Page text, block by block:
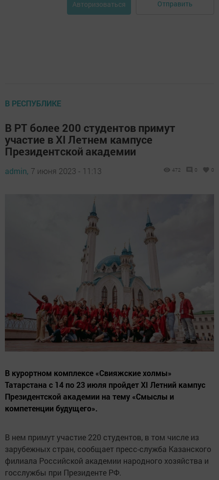
Авторизоваться Отправить
В РЕСПУБЛИКЕ
В РТ более 200 студентов примут
участие в XI Летнем кампусе
Президентской академии
admin, 7 июня 2023 - 11:13 472 0 0
В курортном комплексе «Свияжские холмы»
Татарстана с 14 по 23 июля пройдет XI Летний кампус
Президентской академии на тему «Смыслы и
компетенции будущего».
В нем примут участие 220 студентов, в том числе из
зарубежных стран, сообщает пресс-служба Казанского
филиала Российской академии народного хозяйства и
госслужбы при Президенте РФ.